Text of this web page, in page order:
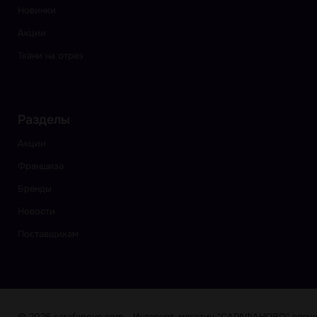
Разделы